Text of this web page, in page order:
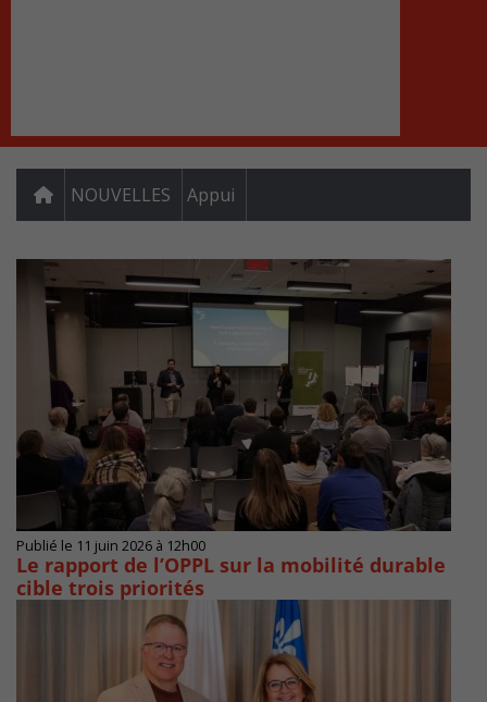
NOUVELLES Appui
Publié le 11 juin 2026 à 12h00
Le rapport de l’OPPL sur la mobilité durable
cible trois priorités